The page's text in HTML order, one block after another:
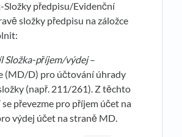
předpisu/Evidenční
složky předpisu na záložce
Složka-příjem/výdej–
(MD/D) pro účtování úhrady
(např. 211/261). Z těchto
převezme pro příjem účet na
výdej účet na straně MD.